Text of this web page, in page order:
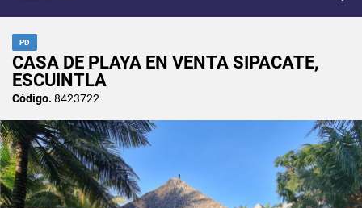
PD
CASA DE PLAYA EN VENTA SIPACATE,
ESCUINTLA
Código. 8423722